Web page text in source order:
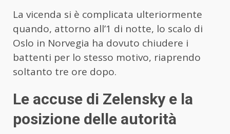
La vicenda si è complicata ulteriormente
quando, attorno all’1 di notte, lo scalo di
Oslo in Norvegia ha dovuto chiudere i
battenti per lo stesso motivo, riaprendo
soltanto tre ore dopo.
Le accuse di Zelensky e la
posizione delle autorità